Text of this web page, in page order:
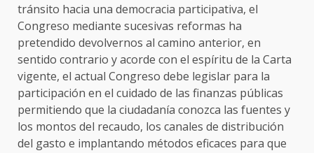
tránsito hacia una democracia participativa, el
Congreso mediante sucesivas reformas ha
pretendido devolvernos al camino anterior, en
sentido contrario y acorde con el espíritu de la Carta
vigente, el actual Congreso debe legislar para la
participación en el cuidado de las finanzas públicas
permitiendo que la ciudadanía conozca las fuentes y
los montos del recaudo, los canales de distribución
del gasto e implantando métodos eficaces para que